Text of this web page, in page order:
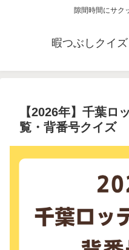
隙間時間にサク
暇つぶしクイ
【2026年】千葉ロ
覧・背番号クイズ